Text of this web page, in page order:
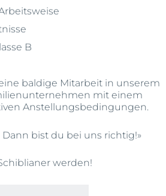
B
baldige Mitarbeit in unserem
mit einem
Anstellungsbedingungen.
Dann bist du bei uns richtig!»
werden!